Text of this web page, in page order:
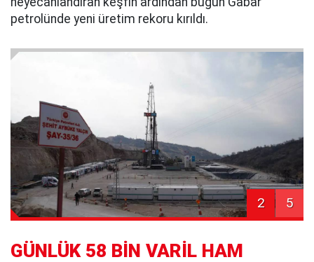
petrolünde yeni üretim rekoru kırıldı.
2 5
GÜNLÜK 58 BİN VARİL HAM